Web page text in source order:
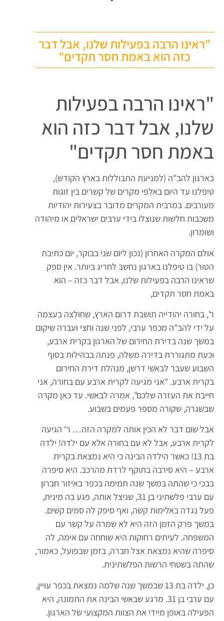
"ראינו הרבה בפעילות שלנו, אבל דבר
כזה הוא באמת חסר תקדים"
"ראינו הרבה בפעילות
שלנו, אבל דבר כזה הוא
באמת חסר תקדים"
בארגון להב"ה (למניעת התבוללות בארץ הקודש),
טיפלנו עד היום באלפי מקרים של קשרים בין זוגות
מעורבים. במרבית המקרים מדובר בצעירות יהודיות
משכבות חלשות שנוצלו בידי ערבים ישראלים או מיהודה
ושומרון.
אולם המקרה האחרון (נכון ליום שני בבוקר, יום כתיבת
הטור) בו טיפלנו בארגון נחשב לחריג ביותר. אין ספק
שראינו הרבה בפעילות שלנו, אבל דבר כזה – הוא
באמת חסר תקדים,
ר', בחורה יהודייה תושבת דרום הארץ, שחולצה בעצמה
על ידי להב"ה מכפר ערבי, לפני שנה וחצי ועברה שיקום
במשך שנה בדירת החירום של הארגון בקרית ארבע,
וכעת מתגוררת בדירה משלה, פנתה בבהילות בסוף
השבוע שעבר לבאשי דרשן, מנהלת דירת החירום
בקרית ארבע. "אני מגיעה לקרית ארבע עם בחורה, אני
חייבת את העזרה שלכם", אמרה לבאשי. עד כאן מקרה
שבשגרה, שקורה מספר פעמים בשבוע.
אבל שום דבר לא הכין אותה למקרה הזה… ר' הגיעה
לקרית ארבע, אבל לא עם בחורה אלא עם ילדה! ילדה
בת 13! כאשר הילדה הבינה כי היא נמצאת בקרית
ארבע – היא סירבה בתוקף לרדת מהרכב. היא סיפרה
בבכי כי שהתה במשך שנה תמימה בכפר באיזור חברון
עם ערבי פלשתיני בן 31, שניצל אותה, פגע בה מינית,
פעל נגדה באלימות קשה, ואף סיפק לה סמים קשים.
במשך פרק הזמן הזה היא לא שמרה על קשר עם
המשפחה. לעיתים רחוקות היא שוחחה עם אימה, לה
סיפרה שהיא נמצאת אצל חברה, בזמן שבפועל, כאמור,
שהתה בשטחי הרשות הפלשתינית.
כן, ילדה בת 13 שבמשך שנה שלמה נמצאת בכפר עויין,
עם ערבי בן 31. מרגע שבאשי הבינה את התמונה, היא
הפעילה באופן מיידי את הצוות המקצועי של הארגון.